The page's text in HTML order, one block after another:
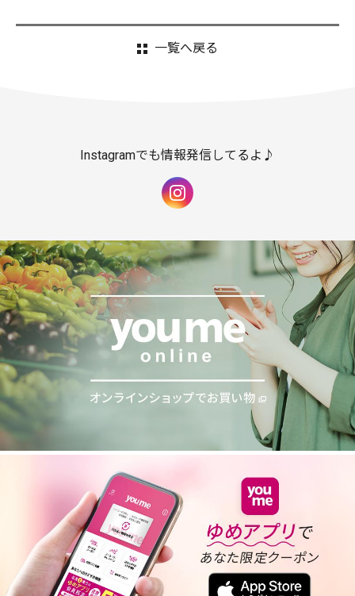
一覧へ戻る
Instagramでも情報発信してるよ♪